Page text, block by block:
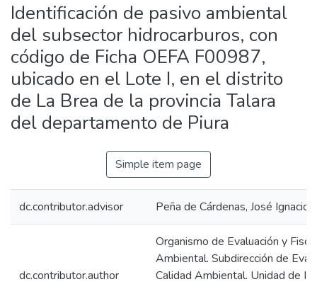
Estad. Externas
Guias ▾
Identificación de pasivo ambiental
del subsector hidrocarburos, con
código de Ficha OEFA F00987,
ubicado en el Lote I, en el distrito
de La Brea de la provincia Talara
del departamento de Piura
Simple item page
dc.contributor.advisor Peña de Cárdenas, José Ignacio
dc.contributor.author
Organismo de Evaluación y
Ambiental. Subdirección de
Calidad Ambiental. Unidad de